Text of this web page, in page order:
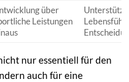
über
Leistungen
nur essentiell für den
auch für eine